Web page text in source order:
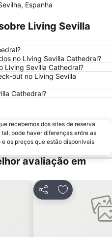
Alameda de Hércules
Plaza de Armas
Macarena Tres Huertas
Benito Villamarín Stadium
Aeropuerto Viejo
Ponte de Triana
Zodiaco
Semana Santa
Plaza Nueva
Prefeitura de Sevilha
Reserva de Animales exóticos Castillo de las Guardas
Aire de Sevilla Baños árabes
Espanha
Living Sevilla
no Living Sevilla Cathedral?
Living Sevilla Cathedral?
out no Living Sevilla
Cathedral?
recebemos dos sites de reserva
pode haver diferenças entre as
os preços que estão disponíveis
avaliação em
PartilharAdicionar